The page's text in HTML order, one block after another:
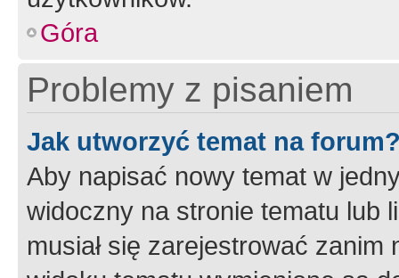
Góra
Problemy z pisaniem
Jak utworzyć temat na
Aby napisać nowy temat w
widoczny na stronie tematu lub
musiał się zarejestrować